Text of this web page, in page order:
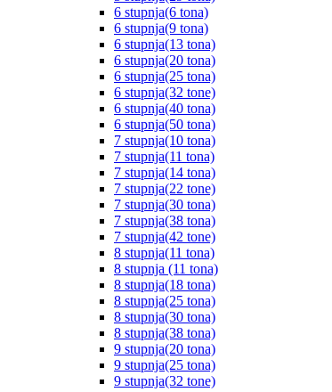
6 stupnja(6 tona)
6 stupnja(9 tona)
6 stupnja(13 tona)
6 stupnja(20 tona)
6 stupnja(25 tona)
6 stupnja(32 tone)
6 stupnja(40 tona)
6 stupnja(50 tona)
7 stupnja(10 tona)
7 stupnja(11 tona)
7 stupnja(14 tona)
7 stupnja(22 tone)
7 stupnja(30 tona)
7 stupnja(38 tona)
7 stupnja(42 tone)
8 stupnja(11 tona)
8 stupnja (11 tona)
8 stupnja(18 tona)
8 stupnja(25 tona)
8 stupnja(30 tona)
8 stupnja(38 tona)
9 stupnja(20 tona)
9 stupnja(25 tona)
9 stupnja(32 tone)